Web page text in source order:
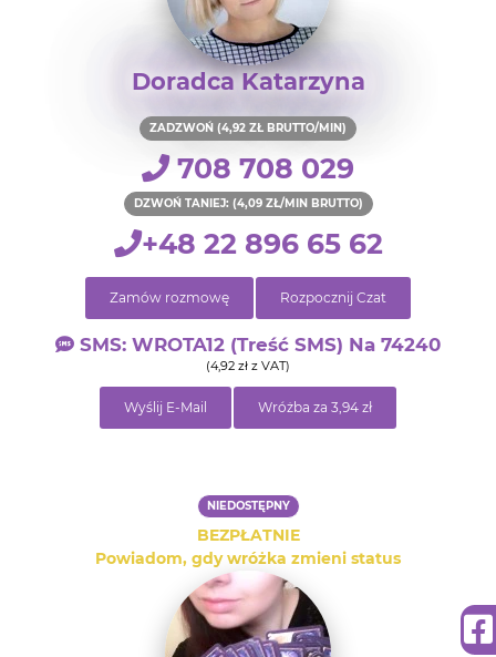
Doradca Katarzyna
ZADZWOŃ (4,92 ZŁ BRUTTO/MIN)
708 708 029
DZWOŃ TANIEJ: (4,09 ZŁ/MIN BRUTTO)
+48 22 896 65 62
Zamów rozmowę Rozpocznij Czat
SMS: WROTA12 (treść SMS) Na 74240
(4,92 zł z VAT)
Wyślij E-Mail Wróżba za 3,94 zł
NIEDOSTĘPNY
BEZPŁATNIE
Powiadom, gdy wróżka zmieni status